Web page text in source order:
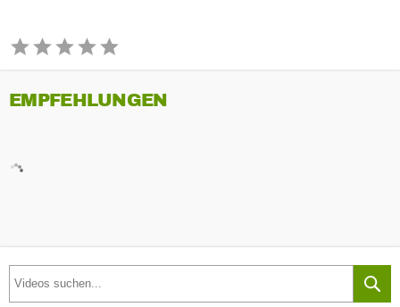
EMPFEHLUNGEN